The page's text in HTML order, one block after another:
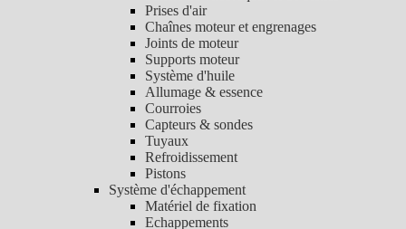
Prises d'air
Chaînes moteur et engrenages
Joints de moteur
Supports moteur
Système d'huile
Allumage & essence
Courroies
Capteurs & sondes
Tuyaux
Refroidissement
Pistons
Système d'échappement
Matériel de fixation
Echappements